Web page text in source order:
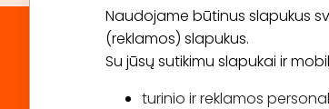
Naudojame būtinus slapukus
(reklamos) slapukus.
Su jūsų sutikimu slapukai ir
turinio ir reklamos